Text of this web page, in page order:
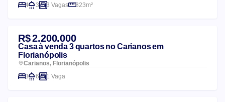
4
3 3 Vagas 323m²
R$ 2.200.000
Casa à venda 3 quartos no Carianos em
Florianópolis
Carianos, Florianópolis
3
6 1 Vaga